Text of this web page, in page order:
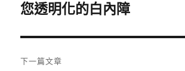
導
覽
一
文
章:
您透明化的白內障
下一篇文章